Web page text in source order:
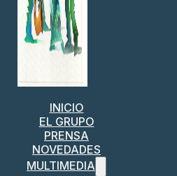
INICIO
EL GRUPO
PRENSA
NOVEDADES
MULTIMEDIA